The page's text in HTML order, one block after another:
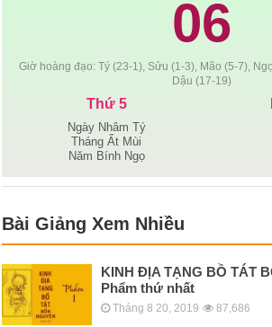
06
Giờ hoàng đạo: Tý (23-1), Sửu (1-3), Mão (5-7),
Dậu (17-19)
Thứ 5
Ngày Nhâm Tý
Tháng Ất Mùi
Năm Bính Ngọ
Bài Giảng Xem Nhiều
KINH ÐỊA TẠNG BỒ TÁT
Phẩm thứ nhất
Tháng 8 20, 2019 87,686